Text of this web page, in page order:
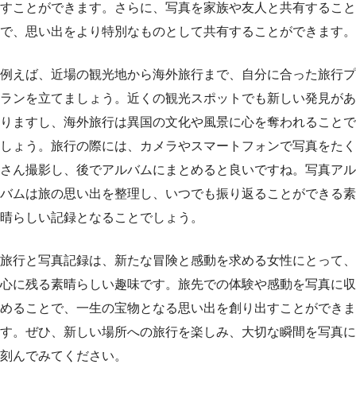
すことができます。さらに、写真を家族や友人と共有すること
で、思い出をより特別なものとして共有することができます。
例えば、近場の観光地から海外旅行まで、自分に合った旅行プ
ランを立てましょう。近くの観光スポットでも新しい発見があ
りますし、海外旅行は異国の文化や風景に心を奪われることで
しょう。旅行の際には、カメラやスマートフォンで写真をたく
さん撮影し、後でアルバムにまとめると良いですね。写真アル
バムは旅の思い出を整理し、いつでも振り返ることができる素
晴らしい記録となることでしょう。
旅行と写真記録は、新たな冒険と感動を求める女性にとって、
心に残る素晴らしい趣味です。旅先での体験や感動を写真に収
めることで、一生の宝物となる思い出を創り出すことができま
す。ぜひ、新しい場所への旅行を楽しみ、大切な瞬間を写真に
刻んでみてください。